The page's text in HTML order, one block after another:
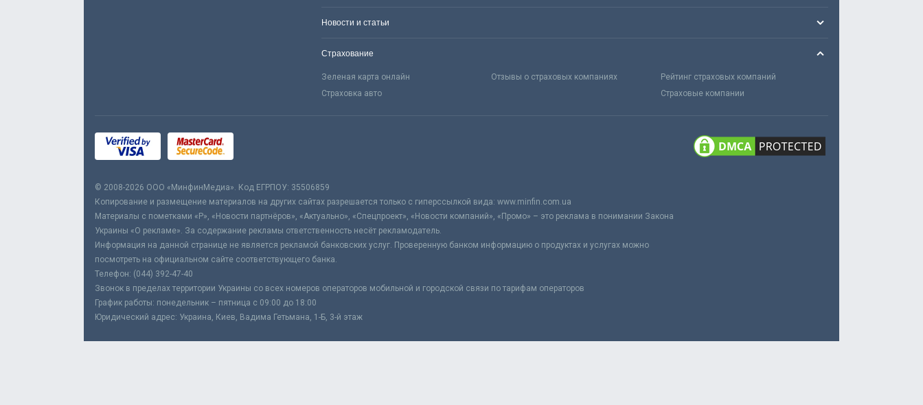
Новости и статьи
Страхование
Зеленая карта онлайн Отзывы о страховых компаниях
Рейтинг страховых компаний
Страховка авто
Страховые компании
© 2008-2026 ООО «МинфинМедиа». Код ЕГРПОУ: 35506859
Копирование и размещение материалов на других сайтах разрешается только с гиперссылкой вида: www.minfin.com.ua
Материалы с пометками «Р», «Новости партнёров», «Актуально», «Спецпроект», «Новости компаний», «Промо» – это реклама в понимании Закона
Украины «О рекламе». За содержание рекламы ответственность несёт рекламодатель.
Информация на данной странице не является рекламой банковских услуг. Проверенную банком информацию о продуктах и услугах можно
посмотреть на официальном сайте соответствующего банка.
Телефон: (044) 392-47-40
Звонок в пределах территории Украины со всех номеров операторов мобильной и городской связи по тарифам операторов
График работы: понедельник – пятница с 09:00 до 18:00
Юридический адрес: Украина, Киев, Вадима Гетьмана, 1-Б, 3-й этаж